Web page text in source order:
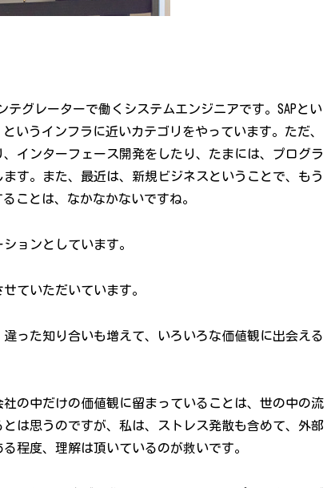
グレーターで働くシステムエンジニアです。SAPとい
いうインフラに近いカテゴリをやっています。ただ、
インターフェース開発をしたり、たまには、プログラ
す。また、最近は、新規ビジネスということで、もう
ことは、なかなかないですね。
ョンとしています。
ていただいています。
った知り合いも増えて、いろいろな価値観に出会える
の中だけの価値観に留まっていることは、世の中の流
は思うのですが、私は、ストレス発散も含めて、外部
程度、理解は頂いているのが救いです。